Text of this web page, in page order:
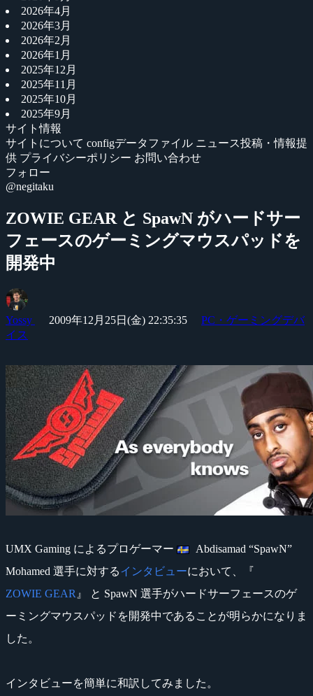
2026年4月
2026年3月
2026年2月
2026年1月
2025年12月
2025年11月
2025年10月
2025年9月
サイト情報
サイトについて configデータファイル ニュース投稿・情報提
供 プライバシーポリシー お問い合わせ
フォロー
@negitaku
ZOWIE GEAR と SpawN がハードサー
フェースのゲーミングマウスパッドを
開発中
Yossy 2009年12月25日(金) 22:35:35
PC・ゲーミングデバ
イス
UMX Gaming によるプロゲーマー
Abdisamad “SpawN”
Mohamed 選手に対するインタビューにおいて、『
ZOWIE GEAR 』 と SpawN 選手がハードサーフェースのゲ
ーミングマウスパッドを開発中であることが明らかになりま
した。
インタビューを簡単に和訳してみました。